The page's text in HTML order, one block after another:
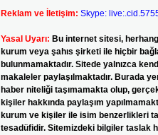
Reklam ve İletişim: Skype:
Yasal Uyarı: Bu internet sitesi,
kurum veya şahıs şirketi ile hiçbir
bulunmamaktadır. Sitede yalnızca kendi
makaleler paylaşılmaktadır. Burada
haber niteliği taşımamakta olup,
kişiler hakkında paylaşım
kurum ve kişiler ile isim benzerlikleri
tesadüfidir. Sitemizdeki bilgiler taslak